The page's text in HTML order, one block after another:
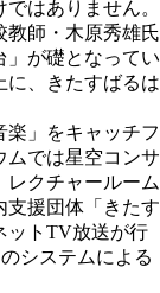
はありません。
教師・木原秀雄氏
」が礎となってい
に、きたすばるは
」をキャッチフ
ムでは星空コンサ
レクチャールーム
支援団体「きたす
ットTV放送が行
システムによる